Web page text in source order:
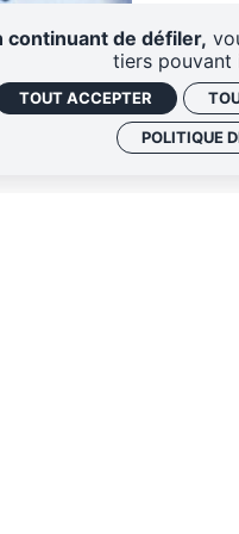
continuant de défiler,
tiers pouvant
TOUT ACCEPTER
POLITIQUE